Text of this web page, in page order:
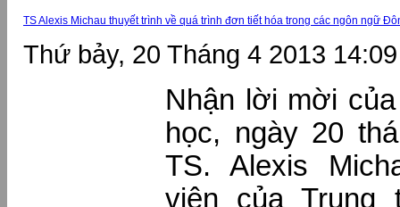
TS Alexis Michau thuyết trình về quá trình đơn tiết hóa trong các ngôn ngữ
Thứ bảy, 20 Tháng 4 2013 14:09
Nhận lời mời
học, ngày 20
TS. Alexis
viên của Trung